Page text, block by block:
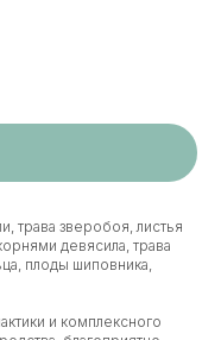
трава зверобоя, листья
девясила, трава
плоды шиповника,
и комплексного